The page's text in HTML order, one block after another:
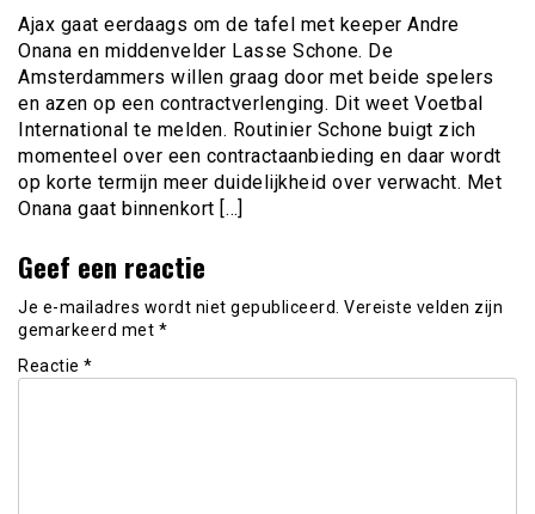
Ajax gaat eerdaags om de tafel met keeper Andre
Onana en middenvelder Lasse Schone. De
Amsterdammers willen graag door met beide spelers
en azen op een contractverlenging. Dit weet Voetbal
International te melden. Routinier Schone buigt zich
momenteel over een contractaanbieding en daar wordt
op korte termijn meer duidelijkheid over verwacht. Met
Onana gaat binnenkort […]
Geef een reactie
Je e-mailadres wordt niet gepubliceerd. Vereiste velden zijn
gemarkeerd met *
Reactie *